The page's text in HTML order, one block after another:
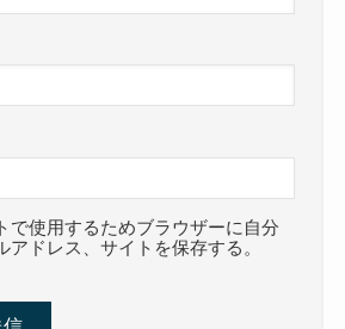
で使用するためブラウザーに自分
アドレス、サイトを保存する。